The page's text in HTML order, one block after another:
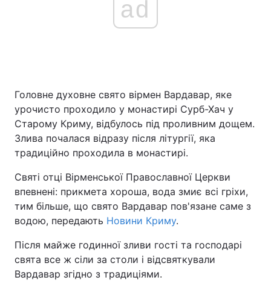
Головна Війна
Україна Політика
Спорт Наука
ad
Головне духовне свято вірмен Вардавар, яке
урочисто проходило у монастирі Сурб-Хач у
Старому Криму, відбулось під проливним дощем.
Злива почалася відразу після літургії, яка
традиційно проходила в монастирі.
Святі отці Вірменської Православної Церкви
впевнені: прикмета хороша, вода змиє всі гріхи,
тим більше, що свято Вардавар пов'язане саме з
водою, передають Новини Криму.
Після майже годинної зливи гості та господарі
свята все ж сіли за столи і відсвяткували
Вардавар згідно з традиціями.